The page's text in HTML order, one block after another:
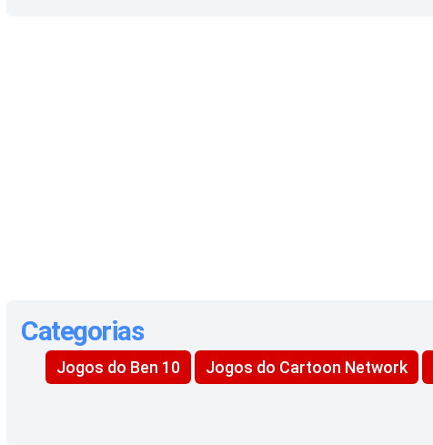
Categorias
Jogos do Ben 10 Jogos do Cartoon Network